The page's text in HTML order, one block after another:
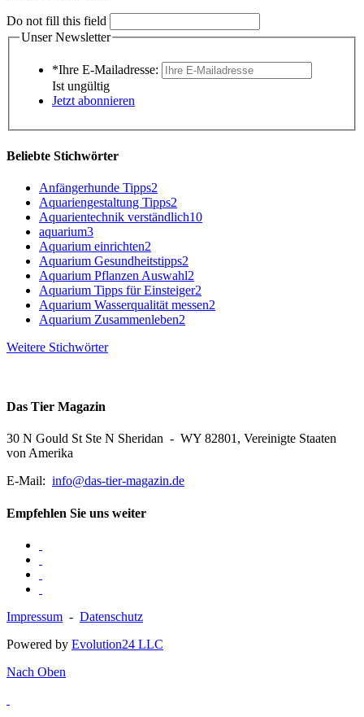
Do not fill this field
Unser Newsletter
*Ihre E-Mailadresse:
Ist ungültig
Jetzt abonnieren
Beliebte Stichwörter
Anfängerhunde Tipps2
Aquariengestaltung Tipps2
Aquarientechnik verständlich10
aquarium3
Aquarium einrichten2
Aquarium Gesundheitstipps2
Aquarium Pflanzen Auswahl2
Aquarium Tipps für Einsteiger2
Aquarium Wasserqualität messen2
Aquarium Zusammenleben2
Weitere Stichwörter
Das Tier Magazin
30 N Gould St Ste N Sheridan - WY 82801, Vereinigte Staaten
von Amerika
E-Mail: info@das-tier-magazin.de
Empfehlen Sie uns weiter
Impressum - Datenschutz
Powered by Evolution24 LLC
Nach Oben